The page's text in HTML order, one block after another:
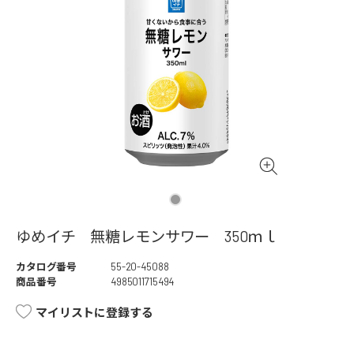
ゆめイチ 無糖レモンサワー 350ｍｌ
カタログ番号
55-20-45088
商品番号
4985011715494
マイリストに登録する